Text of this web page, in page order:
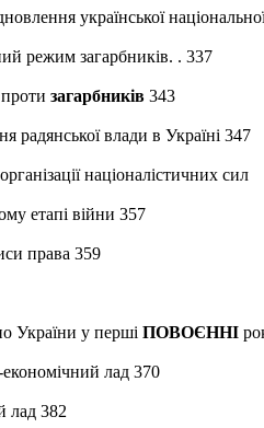
української
режим загарбників. . 337
загарбників 343
радянської влади в Україні 347
націоналістичних сил
етапі війни 357
права 359
України у перші ПОВОЄННІ
лад 370
лад 382